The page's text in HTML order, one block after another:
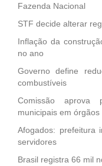
Fazenda Nacional
STF decide alterar
Inflação da
no ano
Governo define
combustíveis
Comissão aprova
municipais em
Afogados: prefeitura
servidores
Brasil registra 66 mil